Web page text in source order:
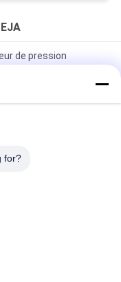
de pression
Monture
pression avec joints
for?